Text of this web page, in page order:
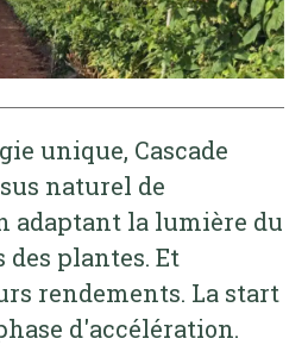
unique, Cascade
naturel de
adaptant la lumière du
des plantes. Et
rendements. La start
d'accélération.